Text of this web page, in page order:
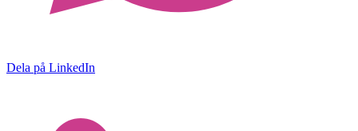
Dela på LinkedIn